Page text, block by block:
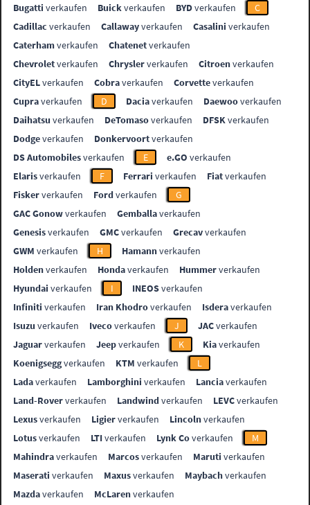
Bugatti verkaufen Buickverkaufen BYDverkaufen
C
Cadillac verkaufen Callawayverkaufen Casalini verkaufen
Caterhamverkaufen Chatenetverkaufen
Chevroletverkaufen Chryslerverkaufen Citroenverkaufen
CityELverkaufen Cobraverkaufen Corvetteverkaufen
Cupraverkaufen D Daciaverkaufen Daewooverkaufen
Daihatsu verkaufen DeTomasoverkaufen DFSKverkaufen
Dodgeverkaufen Donkervoortverkaufen
DS Automobilesverkaufen E e.GO verkaufen
Elarisverkaufen F Ferrari verkaufen Fiatverkaufen
Fiskerverkaufen Fordverkaufen
G
GAC Gonowverkaufen Gemballaverkaufen
Genesisverkaufen GMCverkaufen Grecavverkaufen
GWM verkaufen H Hamannverkaufen
Holdenverkaufen Hondaverkaufen Hummerverkaufen
Hyundai verkaufen I INEOSverkaufen
Infiniti verkaufen Iran Khodroverkaufen Isderaverkaufen
Isuzu verkaufen Ivecoverkaufen J JACverkaufen
Jaguarverkaufen Jeepverkaufen K Kiaverkaufen
Koenigseggverkaufen KTM verkaufen
L
Ladaverkaufen Lamborghini verkaufen Lanciaverkaufen
Land-Roververkaufen Landwindverkaufen LEVCverkaufen
Lexusverkaufen Ligierverkaufen Lincolnverkaufen
Lotusverkaufen LTIverkaufen Lynk Coverkaufen
M
Mahindraverkaufen Marcosverkaufen Maruti verkaufen
Maserati verkaufen Maxusverkaufen Maybachverkaufen
Mazdaverkaufen McLarenverkaufen